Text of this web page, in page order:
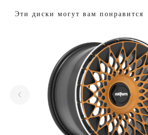
Эти диски могут вам понравится